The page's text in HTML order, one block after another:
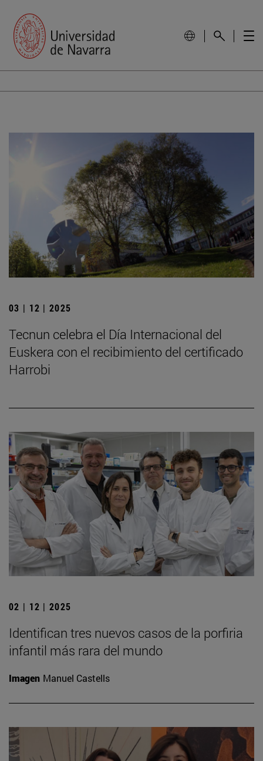
03 | 12 | 2025
Tecnun celebra el Día Internacional del
Euskera con el recibimiento del certificado
Harrobi
02 | 12 | 2025
Identifican tres nuevos casos de la porfiria
infantil más rara del mundo
Imagen Manuel Castells